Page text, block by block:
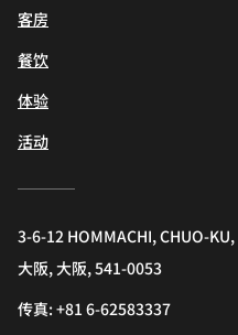
客房
餐饮
体验
活动
3-6-12 HOMMACHI, CHUO-KU,
大阪, 大阪, 541-0053
传真:+81 6-62583337